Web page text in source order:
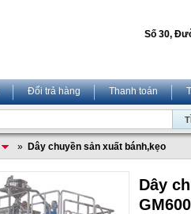
Số 30,
Đổi trả hàng Thanh toán
» Dây chuyền sản xuất bánh,kẹo
Dây